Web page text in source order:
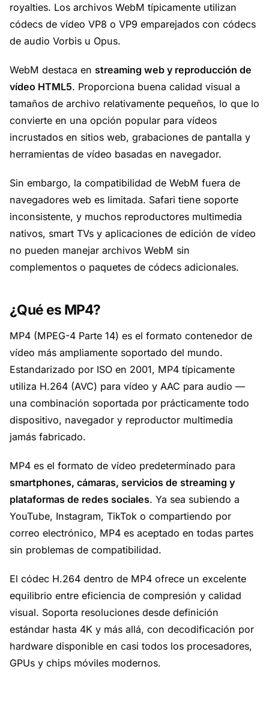
royalties. Los archivos WebM típicamente utilizan
códecs de vídeo VP8 o VP9 emparejados con códecs
de audio Vorbis u Opus.
WebM destaca en streaming web y reproducción de
vídeo HTML5. Proporciona buena calidad visual a
tamaños de archivo relativamente pequeños, lo que lo
convierte en una opción popular para vídeos
incrustados en sitios web, grabaciones de pantalla y
herramientas de vídeo basadas en navegador.
Sin embargo, la compatibilidad de WebM fuera de
navegadores web es limitada. Safari tiene soporte
inconsistente, y muchos reproductores multimedia
nativos, smart TVs y aplicaciones de edición de vídeo
no pueden manejar archivos WebM sin
complementos o paquetes de códecs adicionales.
¿Qué es MP4?
MP4 (MPEG-4 Parte 14) es el formato contenedor de
vídeo más ampliamente soportado del mundo.
Estandarizado por ISO en 2001, MP4 típicamente
utiliza H.264 (AVC) para vídeo y AAC para audio —
una combinación soportada por prácticamente todo
dispositivo, navegador y reproductor multimedia
jamás fabricado.
MP4 es el formato de vídeo predeterminado para
smartphones, cámaras, servicios de streaming y
plataformas de redes sociales. Ya sea subiendo a
YouTube, Instagram, TikTok o compartiendo por
correo electrónico, MP4 es aceptado en todas partes
sin problemas de compatibilidad.
El códec H.264 dentro de MP4 ofrece un excelente
equilibrio entre eficiencia de compresión y calidad
visual. Soporta resoluciones desde definición
estándar hasta 4K y más allá, con decodificación por
hardware disponible en casi todos los procesadores,
GPUs y chips móviles modernos.